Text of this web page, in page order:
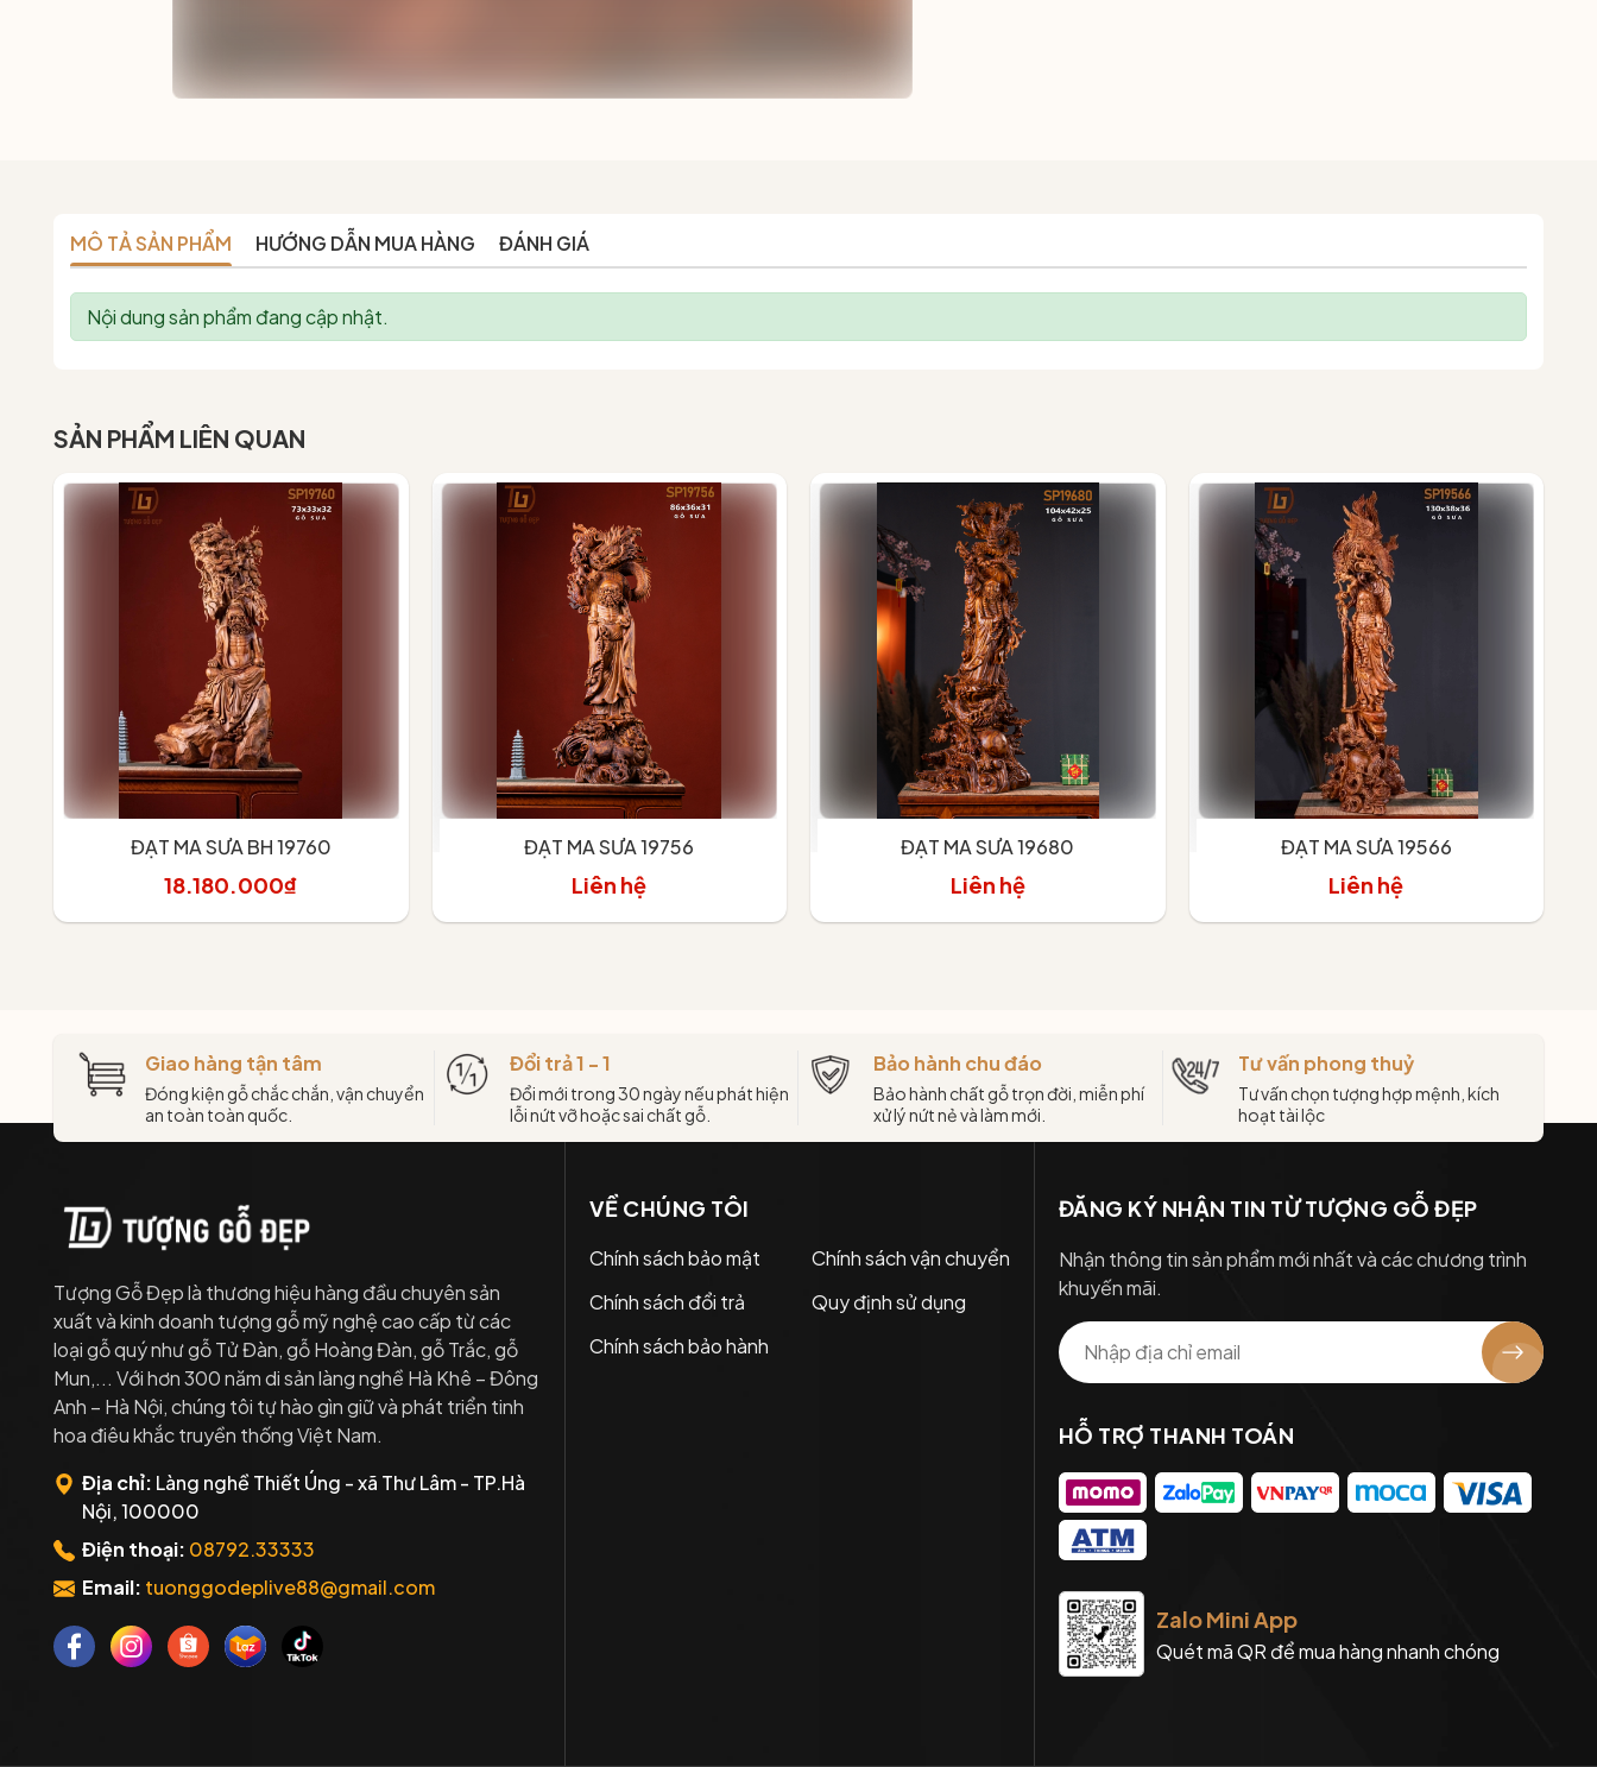
MÔ TẢ SẢN PHẨM HƯỚNG DẪN MUA HÀNG ĐÁNH GIÁ
Nội dung sản phẩm đang cập nhật.
SẢN PHẨM LIÊN QUAN
ĐẠT MA SƯA BH 19760
18.180.000₫
ĐẠT MA SƯA 19756
Liên hệ
ĐẠT MA SƯA 19680
Liên hệ
ĐẠT MA SƯA 19566
Liên hệ
Giao hàng tận tâm
Đóng kiện gỗ chắc chắn, vận chuyển
an toàn toàn quốc.
Đổi trả 1 - 1
Đổi mới trong 30 ngày nếu phát hiện
lỗi nứt vỡ hoặc sai chất gỗ.
Bảo hành chu đáo
Bảo hành chất gỗ trọn đời, miễn phí
xử lý nứt nẻ và làm mới.
Tư vấn phong thuỷ
Tư vấn chọn tượng hợp mệnh, kích
hoạt tài lộc
Tượng Gỗ Đẹp là thương hiệu hàng đầu chuyên sản
xuất và kinh doanh tượng gỗ mỹ nghệ cao cấp từ các
loại gỗ quý như gỗ Tử Đàn, gỗ Hoàng Đàn, gỗ Trắc, gỗ
Mun,... Với hơn 300 năm di sản làng nghề Hà Khê – Đông
Anh – Hà Nội, chúng tôi tự hào gìn giữ và phát triển tinh
hoa điêu khắc truyền thống Việt Nam.
Địa chỉ: Làng nghề Thiết Úng - xã Thư Lâm - TP.Hà
Nội, 100000
Điện thoại: 08792.33333
Email: tuonggodeplive88@gmail.com
VỀ CHÚNG TÔI
Chính sách bảo mật
Chính sách vận chuyển
Chính sách đổi trả
Quy định sử dụng
Chính sách bảo hành
ĐĂNG KÝ NHẬN TIN TỪ TƯỢNG GỖ ĐẸP
Nhận thông tin sản phẩm mới nhất và các chương trình
khuyến mãi.
HỖ TRỢ THANH TOÁN
Zalo Mini App
Quét mã QR để mua hàng nhanh chóng